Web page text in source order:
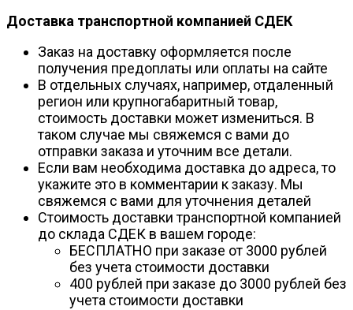
Доставка транспортной компанией СДЕК
Заказ на доставку оформляется после
получения предоплаты или оплаты на сайте
В отдельных случаях, например, отдаленный
регион или крупногабаритный товар,
стоимость доставки может измениться. В
таком случае мы свяжемся с вами до
отправки заказа и уточним все детали.
Если вам необходима доставка до адреса, то
укажите это в комментарии к заказу. Мы
свяжемся с вами для уточнения деталей
Стоимость доставки транспортной компанией
до склада СДЕК в вашем городе:
БЕСПЛАТНО при заказе от 3000 рублей
без учета стоимости доставки
400 рублей при заказе до 3000 рублей без
учета стоимости доставки